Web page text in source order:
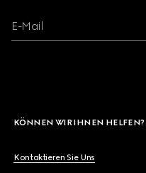
E-Mail
KÖNNEN WIR IHNEN HELFEN?
Kontaktieren Sie Uns